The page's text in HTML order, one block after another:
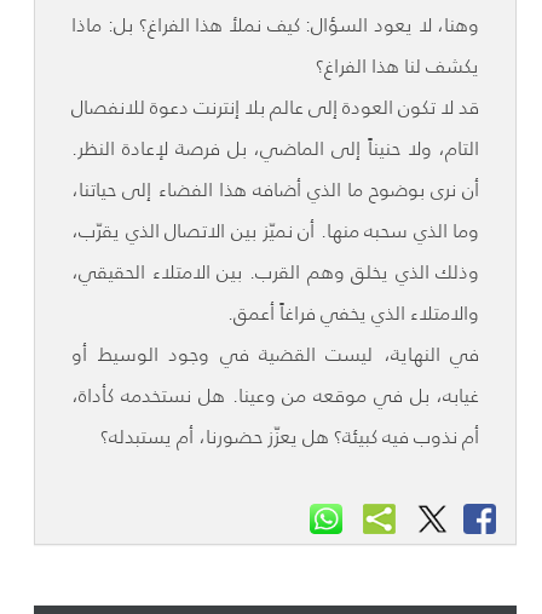
وهنا، لا يعود السؤال: كيف نملأ هذا الفراغ؟ بل: ماذا
يكشف لنا هذا الفراغ؟
قد لا تكون العودة إلى عالم بلا إنترنت دعوة للانفصال
التام، ولا حنيناً إلى الماضي، بل فرصة لإعادة النظر.
أن نرى بوضوح ما الذي أضافه هذا الفضاء إلى حياتنا،
وما الذي سحبه منها. أن نميّز بين الاتصال الذي يقرّب،
وذلك الذي يخلق وهم القرب. بين الامتلاء الحقيقي،
والامتلاء الذي يخفي فراغاً أعمق.
في النهاية، ليست القضية في وجود الوسيط أو
غيابه، بل في موقعه من وعينا. هل نستخدمه كأداة،
أم نذوب فيه كبيئة؟ هل يعزّز حضورنا، أم يستبدله؟